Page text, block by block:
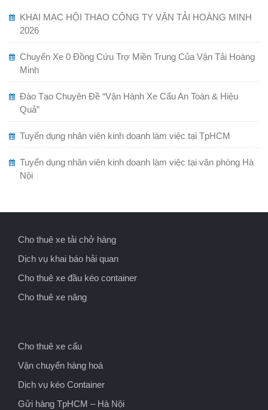
KHAI MẠC HỘI THAO CÔNG TY VẬN TẢI HOÀNG MINH
2026
Chuyến Xe 0 Đồng Cứu Trợ Miền Trung Của Vận Tải Hoàng
Minh
Đào Tạo Chuyên Đề “Vận Hành Xe Cẩu An Toàn & Hiệu
Quả”
Tuyển dụng nhân viên kinh doanh làm việc tại TpHCM
Tuyển dụng nhân viên kinh doanh làm việc tại văn phòng Hà
Nội
Cho thuê xe tải chở hàng
Dịch vụ khai báo hải quan
Cho thuê xe đầu kéo container
Cho thuê xe nâng
Cho thuê xe cẩu
Vận chuyển hàng hoá
Dịch vụ kéo Container
Gửi hàng TpHCM – Hà Nội